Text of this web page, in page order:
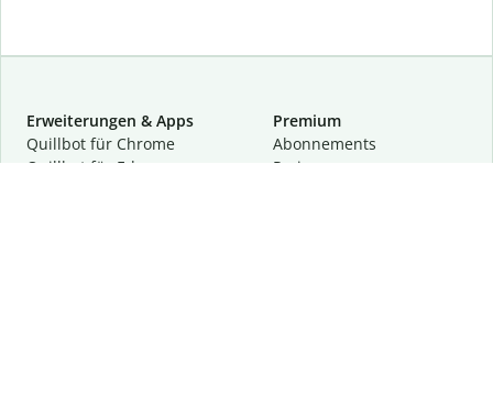
Erweiterungen & Apps
Quillbot für Chrome
Quillbot für Edge
Premium
Abon­ne­ments
Preise